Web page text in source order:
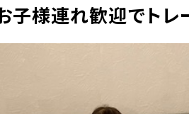
子様連れ歓迎でトレ